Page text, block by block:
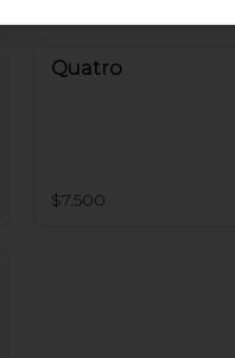
Quatro
$7.500